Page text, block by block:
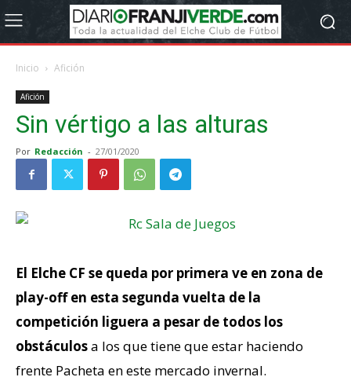
Inicio Afición
Afición
Sin vértigo a las alturas
Por Redacción - 27/01/2020
El Elche CF se queda por primera ve en zona de
play-off en esta segunda vuelta de la
competición liguera a pesar de todos los
obstáculosa los que tiene que estar haciendo
frente Pacheta en este mercado invernal.